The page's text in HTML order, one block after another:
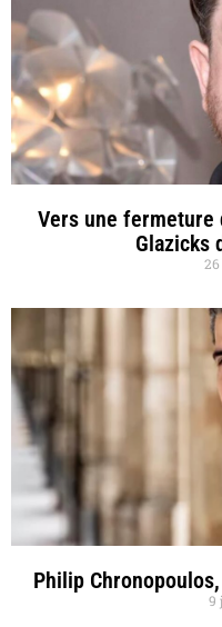
Vers une fermeture
Glazicks
Philip
9